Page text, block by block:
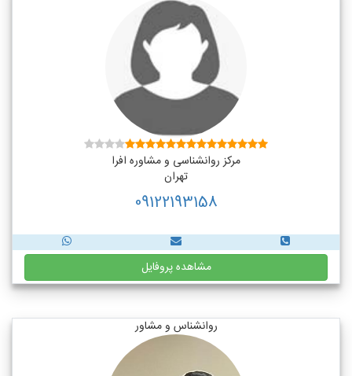
مرکز روانشناسی و مشاوره افرا
تهران
09122193158
مشاهده پروفایل
روانشناس و مشاور